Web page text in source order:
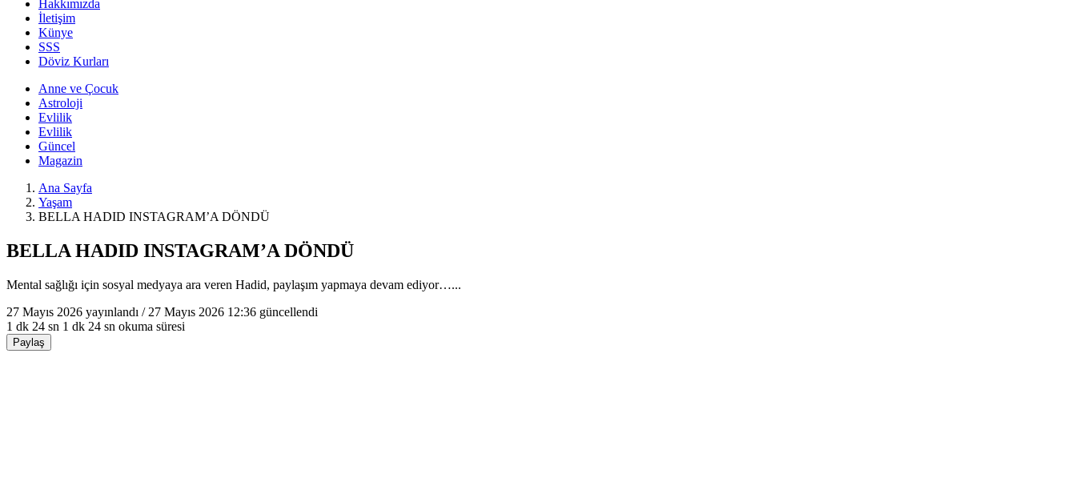
Hakkımızda
İletişim
Künye
SSS
Döviz Kurları
Anne ve Çocuk
Astroloji
Evlilik
Evlilik
Güncel
Magazin
Ana Sayfa
Yaşam
BELLA HADID INSTAGRAM’A DÖNDÜ
BELLA HADID INSTAGRAM’A DÖNDÜ
Mental sağlığı için sosyal medyaya ara veren Hadid, paylaşım yapmaya devam ediyor…...
27 Mayıs 2026 yayınlandı / 27 Mayıs 2026 12:36 güncellendi
1 dk 24 sn 1 dk 24 sn okuma süresi
Paylaş